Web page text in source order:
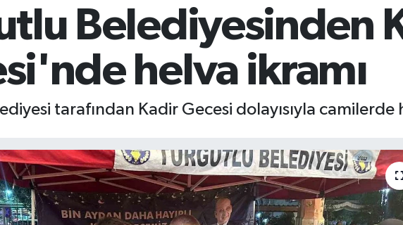
GRAM
Belediyesinden
helva ikramı
tarafından Kadir Gecesi dolayısıyla camilerde
Fikstür